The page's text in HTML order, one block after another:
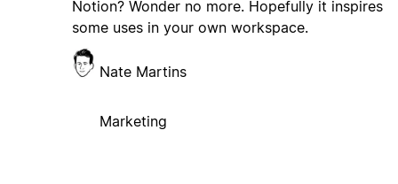
Notion? Wonder no more. Hopefully it inspires
some uses in your own workspace.
Nate Martins
Marketing